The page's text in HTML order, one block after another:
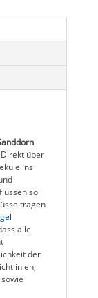
über
ins
so
tragen
alle
der